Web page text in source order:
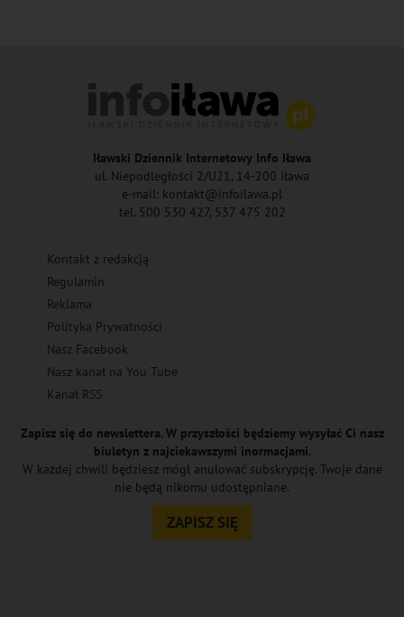
Iławski Dziennik Internetowy Info Iława
ul. Niepodległości 2/U21, 14-200 Iława
e-mail: kontakt@infoilawa.pl
tel. 500 530 427, 537 475 202
Kontakt z redakcją
Regulamin
Reklama
Polityka Prywatności
Nasz Facebook
Nasz kanał na You Tube
Kanał RSS
Zapisz się do newslettera. W przyszłości będziemy wysyłać Ci nasz
biuletyn z najciekawszymi inormacjami.
W każdej chwili będziesz mógł anulować subskrypcję. Twoje dane
nie będą nikomu udostępniane.
ZAPISZ SIĘ